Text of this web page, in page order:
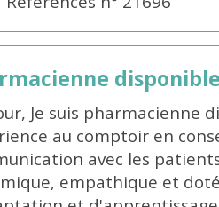
Je suis pharmacienne
au comptoir en
avec les
empathique et